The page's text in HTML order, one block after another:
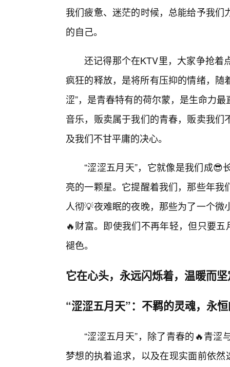
我们疲惫、迷茫的时候，总能给予我
的自己。
还记得那个在KTV里，大家争抢着
疯狂的释放，是将所有压抑的情绪，随
涩”，是青春特有的荷尔蒙，是生命力
音乐，贩卖属于我们的青春，贩卖我
及我们不甘平庸的决心。
“涩涩五月天”，它就像是我们成
亮的一颗星。它提醒着我们，那些年
人彻💡夜难眠的夜晚，那些为了一个
🔥财富。即使我们不再年轻，但只要
褪色。
它在心头，永远闪烁着，温暖而
“涩涩五月天”：不羁的灵魂，永
“涩涩五月天”，除了青春的🔥青
梦想的执着追求，以及在现实面前依